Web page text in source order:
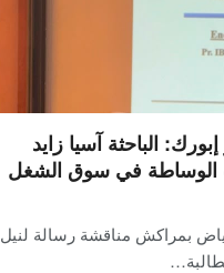
الباحثة آسيا زايد
الوساطة في سوق الشغل
بمراكش مناقشة رسالة لنيل